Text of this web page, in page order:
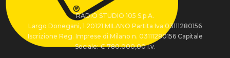
RADIO STUDIO 105 S.p.A.
Largo Donegani, 1 20121 MILANO Partita Iva 03111280156
Iscrizione Reg. Imprese di Milano n. 03111280156 Capitale
Sociale: € 780.000,00 i.v.